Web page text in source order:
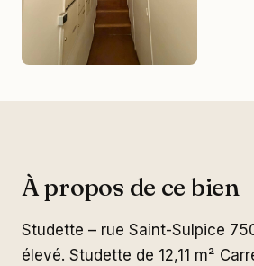
À propos de ce bien
Studette – rue Saint-Sulpice
élevé. Studette de 12,11 m²